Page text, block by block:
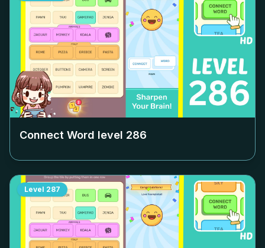
Connect Word level 286
Level 287